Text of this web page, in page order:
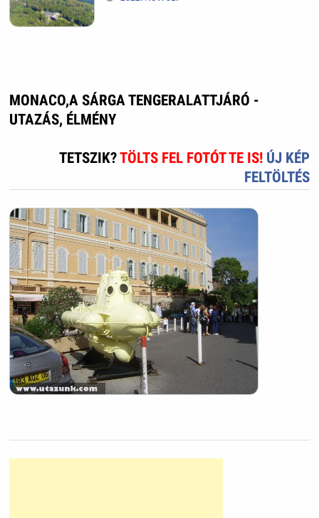
MONACO,A SÁRGA TENGERALATTJÁRÓ -
UTAZÁS, ÉLMÉNY
TETSZIK?TÖLTS FEL FOTÓT TE IS! ÚJ KÉP
FELTÖLTÉS